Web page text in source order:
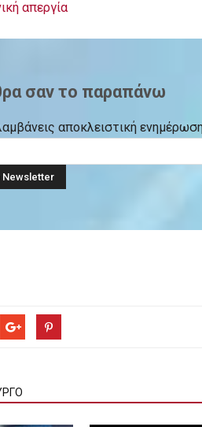
απεργία
σαν το παραπάνω
αποκλειστική